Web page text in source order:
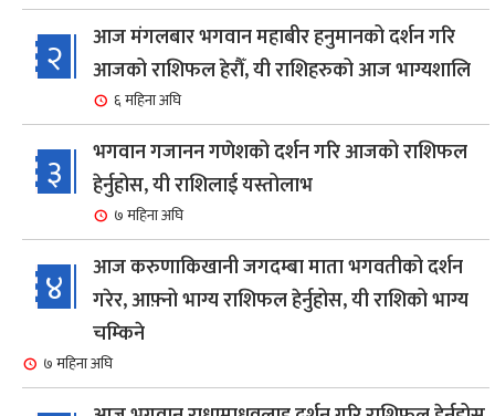
२
आज मंगलबार भगवान महाबीर हनुमानको दर्शन गरि
आजको राशिफल हेरौँ, यी राशिहरुको आज भाग्यशालि
६ महिना अघि
३
भगवान गजानन गणेशको दर्शन गरि आजको राशिफल
हेर्नुहोस, यी राशिलाई यस्तोलाभ
७ महिना अघि
४
आज करुणाकिखानी जगदम्बा माता भगवतीको दर्शन
गरेर, आफ़्नो भाग्य राशिफल हेर्नुहोस, यी राशिको भाग्य
चम्किने
७ महिना अघि